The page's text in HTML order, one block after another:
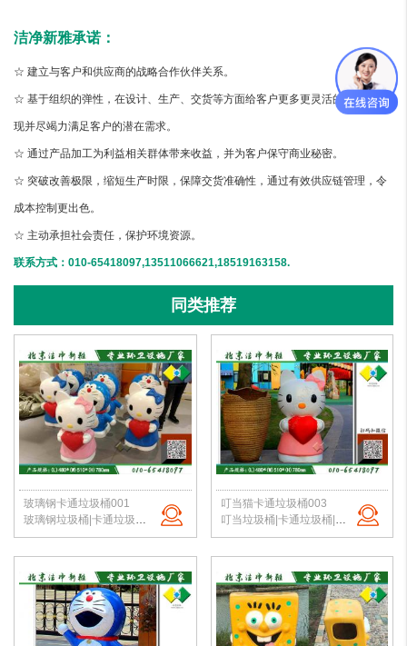
洁净新雅承诺：
☆ 建立与客户和供应商的战略合作伙伴关系。
☆ 基于组织的弹性，在设计、生产、交货等方面给客户更多更灵活的选择，发
现并尽竭力满足客户的潜在需求。
☆ 通过产品加工为利益相关群体带来收益，并为客户保守商业秘密。
☆ 突破改善极限，缩短生产时限，保障交货准确性，通过有效供应链管理，令
成本控制更出色。
☆ 主动承担社会责任，保护环境资源。
联系方式：010-65418097,13511066621,18519163158.
同类推荐
玻璃钢卡通垃圾桶001
玻璃钢垃圾桶|卡通垃圾桶|校园垃圾桶|幼儿园果皮箱|垃圾桶定制|北京洁净新雅
叮当猫卡通垃圾桶003
叮当垃圾桶|卡通垃圾桶|校园垃圾桶|幼儿园果皮箱|玻璃钢垃圾桶定制|北京洁净新雅